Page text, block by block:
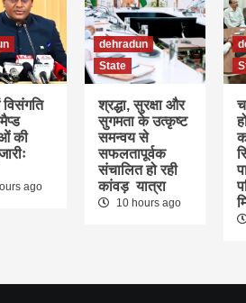
की
ago
dehradun
State
श्रद्धा, सुरक्षा और
सुगमता के उत्कृष्ट
समन्वय से
सफलतापूर्वक
संचालित हो रही
कांवड़ यात्रा
10 hours ago